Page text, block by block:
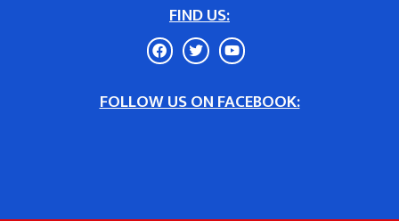
FIND US:
FOLLOW US ON FACEBOOK: